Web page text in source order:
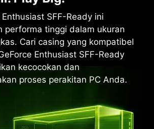
SFF-Ready ini
performa tinggi dalam ukuran
Cari casing yang kompatibel
Enthusiast SFF-Ready
kecocokan dan
proses perakitan PC Anda.